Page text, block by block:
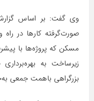
وی گفت: بر اساس
صورت‌گرفته کارها در
مسکن که پروژه‌ها با
زیرساخت به
بزرگراهی باهمت جمعی